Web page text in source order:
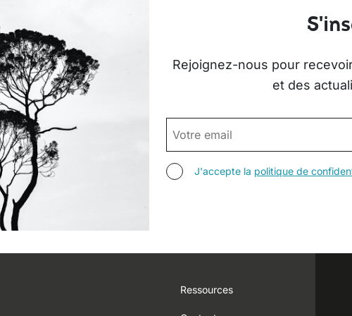
Rejoignez-nous pour
et des
EMAIL
AGREE TERMS
J'accepte la politique de
Footer
Ressources